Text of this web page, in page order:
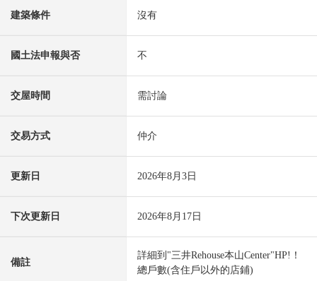
建築條件 沒有
國土法申報與否 不
交屋時間 需討論
交易方式 仲介
更新日 2026年8月3日
下次更新日 2026年8月17日
備註
詳細到"三井Rehouse本山Center"HP!！
總戶數(含住戶以外的店鋪)